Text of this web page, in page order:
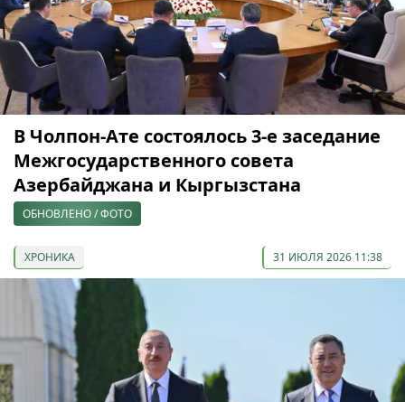
В Чолпон-Ате состоялось 3-е заседание
Межгосударственного совета
Азербайджана и Кыргызстана
ОБНОВЛЕНО / ФОТО
ХРОНИКА 31 ИЮЛЯ 2026 11:38